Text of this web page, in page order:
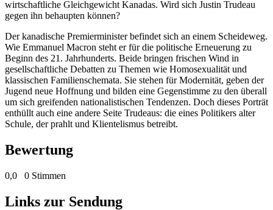
wirtschaftliche Gleichgewicht Kanadas. Wird sich Justin Trudeau
gegen ihn behaupten können?
Der kanadische Premierminister befindet sich an einem Scheideweg.
Wie Emmanuel Macron steht er für die politische Erneuerung zu
Beginn des 21. Jahrhunderts. Beide bringen frischen Wind in
gesellschaftliche Debatten zu Themen wie Homosexualität und
klassischen Familienschemata. Sie stehen für Modernität, geben der
Jugend neue Hoffnung und bilden eine Gegenstimme zu den überall
um sich greifenden nationalistischen Tendenzen. Doch dieses Porträt
enthüllt auch eine andere Seite Trudeaus: die eines Politikers alter
Schule, der prahlt und Klientelismus betreibt.
Bewertung
0,0 0 Stimmen
Links zur Sendung